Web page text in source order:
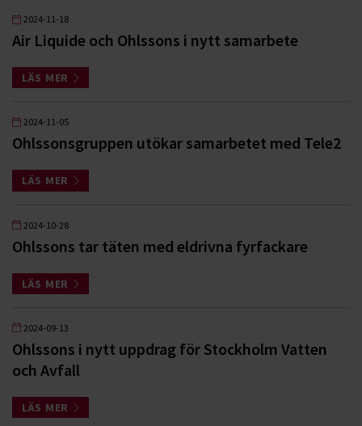
2024-11-18
Air Liquide och Ohlssons i nytt samarbete
LÄS MER
2024-11-05
Ohlssonsgruppen utökar samarbetet med Tele2
LÄS MER
2024-10-28
Ohlssons tar täten med eldrivna fyrfackare
LÄS MER
2024-09-13
Ohlssons i nytt uppdrag för Stockholm Vatten
och Avfall
LÄS MER